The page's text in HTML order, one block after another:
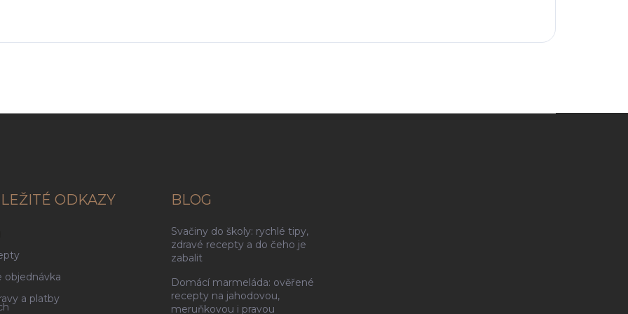
ODKAZY
objednávka
a platby
BLOG
Svačiny do školy: rychlé tipy,
zdravé recepty a do čeho je
zabalit
Domácí marmeláda: ověřené
recepty na jahodovou,
meruňkovou i pravou